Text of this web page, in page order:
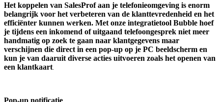
Het koppelen van SalesProf aan je telefonieomgeving is enorm
belangrijk voor het verbeteren van de klanttevredenheid en het
efficiënter kunnen werken. Met onze integratietool Bubble hoef
je tijdens een inkomend of uitgaand telefoongesprek niet meer
handmatig op zoek te gaan naar klantgegevens maar
verschijnen die direct in een pop-up op je PC beeldscherm en
kun je van daaruit diverse acties uitvoeren zoals het openen van
een klantkaart
Pop-up notificatie